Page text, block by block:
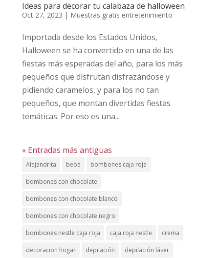
Ideas para decorar tu calabaza de halloween
Oct 27, 2023 | Muestras gratis entretenimiento
Importada desde los Estados Unidos,
Halloween se ha convertido en una de las
fiestas más esperadas del año, para los más
pequeños que disfrutan disfrazándose y
pidiendo caramelos, y para los no tan
pequeños, que montan divertidas fiestas
temáticas. Por eso es una...
« Entradas más antiguas
Alejandrita bebé bombones caja roja
bombones con chocolate
bombones con chocolate blanco
bombones con chocolate negro
bombones nestle caja roja caja roja nestle crema
decoracion hogar depilación depilación láser